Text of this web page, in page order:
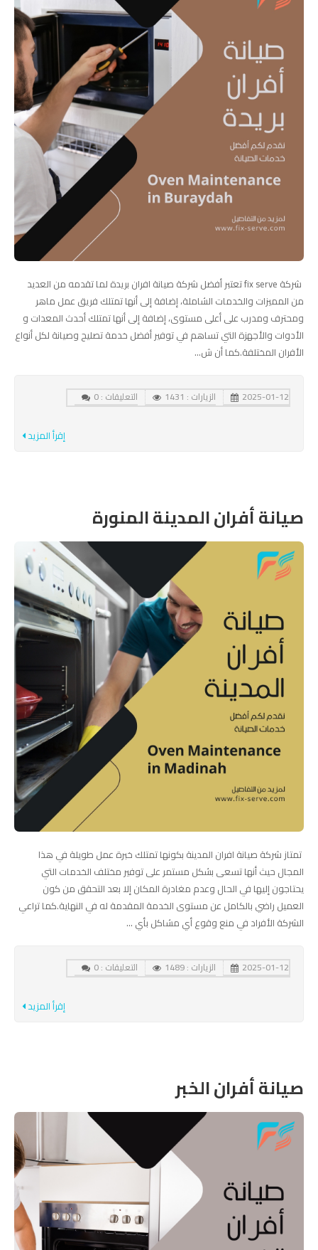
شركة fix serve تعتبر أفضل شركة صيانة افران بريدة لما تقدمه من العديد
من المميزات والخدمات الشاملة، إضافة إلى أنها تمتلك فريق عمل ماهر
ومحترف ومدرب على أعلى مستوى، إضافة إلى أنها تمتلك أحدث المعدات و
الأدوات والأجهزة التي تساهم في توفير أفضل خدمة تصليح وصيانة لكل أنواع
الأفران المختلفة.كما أن ش...
2025-01-12 الزيارات : 1431 التعليقات : 0
إقرأ المزيد
صيانة أفران المدينة المنورة
تمتاز شركة صيانة افران المدينة بكونها تمتلك خبرة عمل طويلة في هذا
المجال حيث أنها تسعى بشكل مستمر على توفير مختلف الخدمات التي
يحتاجون إليها في الحال وعدم مغادرة المكان إلا بعد التحقق من كون
العميل راضي بالكامل عن مستوى الخدمة المقدمة له في النهاية.كما تراعي
الشركة الأفراد في منع وقوع أي مشاكل بأي ...
2025-01-12 الزيارات : 1489 التعليقات : 0
إقرأ المزيد
صيانة أفران الخبر